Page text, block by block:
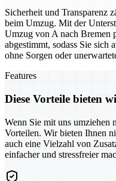
Sicherheit und Transparenz
beim Umzug. Mit der
Umzug von A nach Bremen
abgestimmt, sodass Sie sich
ohne Sorgen oder
Features
Diese Vorteile bieten
Wenn Sie mit uns umziehen
Vorteilen. Wir bieten Ihnen
auch eine Vielzahl von
einfacher und stressfreier